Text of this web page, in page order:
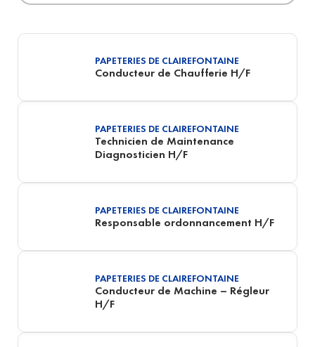
PAPETERIES DE CLAIREFONTAINE
Conducteur de Chaufferie H/F
PAPETERIES DE CLAIREFONTAINE
Technicien de Maintenance
Diagnosticien H/F
PAPETERIES DE CLAIREFONTAINE
Responsable ordonnancement H/F
PAPETERIES DE CLAIREFONTAINE
Conducteur de Machine – Régleur
H/F